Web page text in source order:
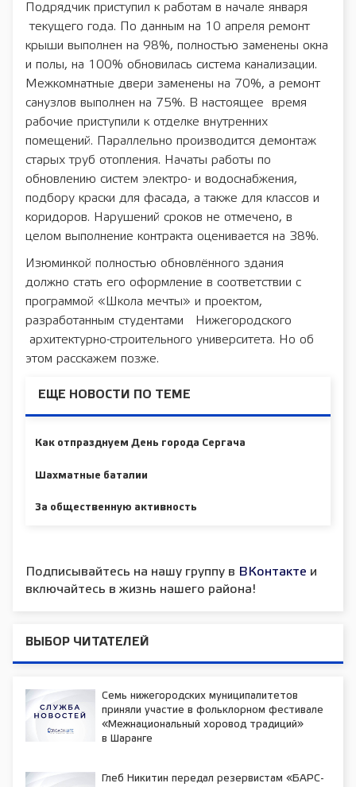
Подрядчик приступил к работам в начале января
текущего года. По данным на 10 апреля ремонт
крыши выполнен на 98%, полностью заменены окна
и полы, на 100% обновилась система канализации.
Межкомнатные двери заменены на 70%, а ремонт
санузлов выполнен на 75%. В настоящее время
рабочие приступили к отделке внутренних
помещений. Параллельно производится демонтаж
старых труб отопления. Начаты работы по
обновлению систем электро- и водоснабжения,
подбору краски для фасада, а также для классов и
коридоров. Нарушений сроков не отмечено, в
целом выполнение контракта оценивается на 38%.
Изюминкой полностью обновлённого здания
должно стать его оформление в соответствии с
программой «Школа мечты» и проектом,
разработанным студентами Нижегородского
архитектурно-строительного университета. Но об
этом расскажем позже.
ЕЩЕ НОВОСТИ ПО ТЕМЕ
Как отпразднуем День города Сергача
Шахматные баталии
За общественную активность
Подписывайтесь на нашу группу в ВКонтакте и
включайтесь в жизнь нашего района!
ВЫБОР ЧИТАТЕЛЕЙ
Семь нижегородских муниципалитетов
приняли участие в фольклорном фестивале
«Межнациональный хоровод традиций»
в Шаранге
Глеб Никитин передал резервистам «БАРС-